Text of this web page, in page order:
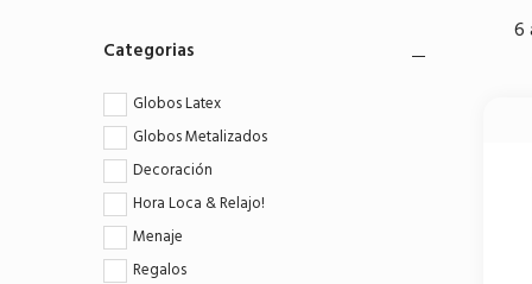
Realice sus pagos con la pataforma
Categorias
Globos Latex
Globos Metalizados
Decoración
Hora Loca & Relajo!
Menaje
Regalos
6